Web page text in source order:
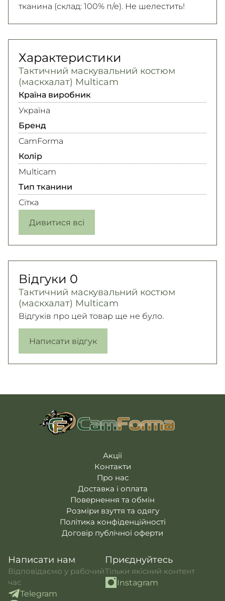
тканина (склад: 100% п/е). Не шелестить!
Характеристики
Тактичний маскувальний костюм
(маскхалат) Multicam
Країна виробник
Україна
Бренд
CamForma
Колір
Multicam
Тип тканини
Сітка
Дивитися всі
Відгуки 0
Тактичний маскувальний костюм
(маскхалат) Multicam
Відгуків про цей товар ще не було.
Написати відгук
Акції
Контакти
Про нас
Доставка і оплата
Повернення та обмін
Розміри взуття та одягу
Політика конфіденційності
Договір публічної оферти
Написати нам
Відповідаємо у рабочий
час
Telegram
Приєднуйтесь
Тільки якісний контент
Instagram